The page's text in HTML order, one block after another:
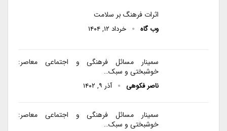
اثرات فرهنگ بر سلامت
وب گاه خرداد ۱۲, ۱۴۰۴
سمینار مسائل فرهنگی و اجتماعی معاصر:
خوشبختی و سبک…
ناصر فکوهی آذر ۹, ۱۴۰۲
سمینار مسائل فرهنگی و اجتماعی معاصر:
خوشبختی و سبک…